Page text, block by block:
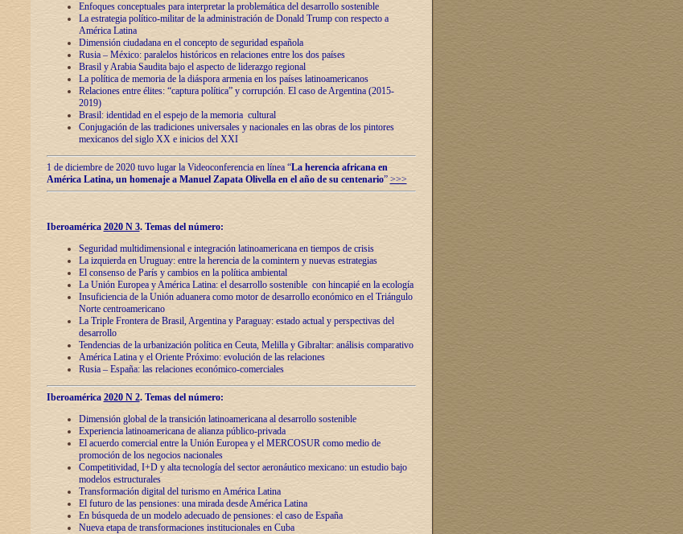
Enfoques conceptuales para interpretar la problemática del desarrollo sostenible
La estrategia político-militar de la administración de Donald Trump con respecto a
América Latina
Dimensión ciudadana en el concepto de seguridad española
Rusia – México: paralelos históricos en relaciones entre los dos países
Brasil y Arabia Saudita bajo el aspecto de liderazgo regional
La política de memoria de la diáspora armenia en los países latinoamericanos
Relaciones entre élites: “captura política” y corrupción. El caso de Argentina (2015-
2019)
Brasil: identidad en el espejo de la memoria cultural
Conjugación de las tradiciones universales y nacionales en las obras de los pintores
mexicanos del siglo XX e inicios del XXI
1 de diciembre de 2020 tuvo lugar la Videoconferencia en línea “La herencia africana en
América Latina, un homenaje a Manuel Zapata Olivella en el año de su centenario” >>>
Iberoamérica 2020 N 3.Temas del número:
Seguridad multidimensional e integración latinoamericana en tiempos de crisis
La izquierda en Uruguay: entre la herencia de lа comintern y nuevas estrategias
El consenso de París y cambios en la política ambiental
La Unión Europea y América Latina: el desarrollo sostenible con hincapié en la ecología
Insuficiencia de la Unión aduanera como motor de desarrollo económico en el Triángulo
Norte centroamericano
La Triple Frontera de Brasil, Argentina y Paraguay: estado actual y perspectivas del
desarrollo
Tendencias de la urbanización política en Ceuta, Melilla y Gibraltar: análisis comparativo
América Latina y el Oriente Próximo: evolución de las relaciones
Rusia – España: las relaciones económico-comerciales
Iberoamérica 2020 N 2.Temas del número:
Dimensión global de la transición latinoamericana al desarrollo sostenible
Experiencia latinoamericana de alianza público-privada
El acuerdo comercial entre la Unión Europea y el MERCOSUR como medio de
promoción de los negocios nacionales
Competitividad, I+D y alta tecnología del sector aeronáutico mexicano: un estudio bajo
modelos estructurales
Transformación digital del turismo en América Latina
El futuro de las pensiones: una mirada desde América Latina
En búsqueda de un modelo adecuado de pensiones: el caso de España
Nueva etapa de transformaciones institucionales en Cuba